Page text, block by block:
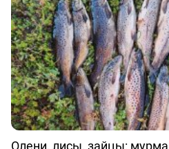
Олени, лисы, зайцы: